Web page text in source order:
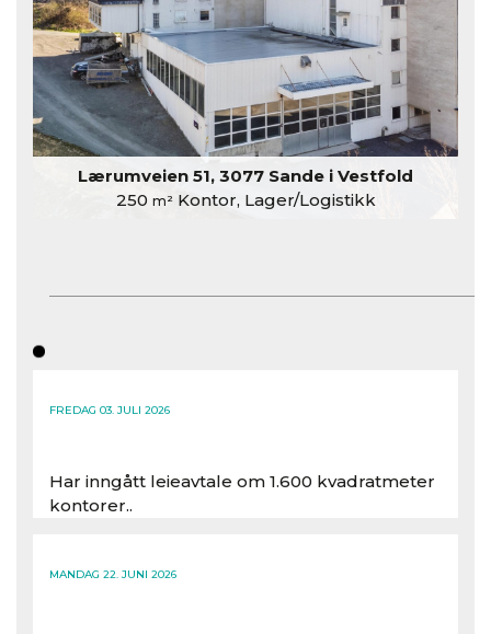
Lærumveien 51, 3077 Sande i Vestfold
250 m²Kontor, Lager/Logistikk
FREDAG 03. JULI 2026
Har inngått leieavtale om 1.600 kvadratmeter
kontorer..
MANDAG 22. JUNI 2026